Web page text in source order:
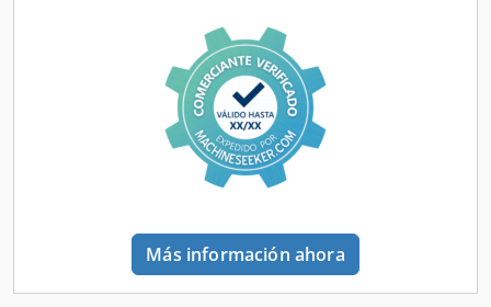
Ranuras de alambre en los extremos del rollo Dobladora
cónica Diámetro del rodillo: 60 mm Rodillo superior
extraíble para facilitar la extracción de la pieza de trabajo
Dimensiones de la máquina: Longitud: 130 cm Altura: 100
cm Ancho: 65 cm Peso: 240 kg
Más información ahora